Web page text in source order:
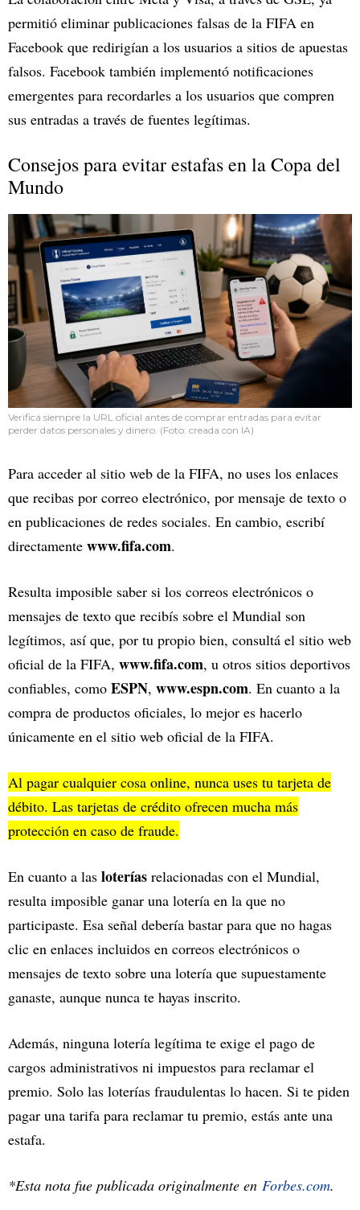
permitió eliminar publicaciones falsas de la FIFA en
Facebook que redirigían a los usuarios a sitios de apuestas
falsos. Facebook también implementó notificaciones
emergentes para recordarles a los usuarios que compren
sus entradas a través de fuentes legítimas.
Consejos para evitar estafas en la Copa del
Mundo
Verificá siempre la URL oficial antes de comprar entradas para evitar
perder datos personales y dinero. (Foto: creada con IA)
Para acceder al sitio web de la FIFA, no uses los enlaces
que recibas por correo electrónico, por mensaje de texto o
en publicaciones de redes sociales. En cambio, escribí
directamente www.fifa.com.
Resulta imposible saber si los correos electrónicos o
mensajes de texto que recibís sobre el Mundial son
legítimos, así que, por tu propio bien, consultá el sitio web
oficial de la FIFA, www.fifa.com, u otros sitios deportivos
confiables, como ESPN, www.espn.com. En cuanto a la
compra de productos oficiales, lo mejor es hacerlo
únicamente en el sitio web oficial de la FIFA.
Al pagar cualquier cosa online, nunca uses tu tarjeta de
débito. Las tarjetas de crédito ofrecen mucha más
protección en caso de fraude.
En cuanto a las loterías relacionadas con el Mundial,
resulta imposible ganar una lotería en la que no
participaste. Esa señal debería bastar para que no hagas
clic en enlaces incluidos en correos electrónicos o
mensajes de texto sobre una lotería que supuestamente
ganaste, aunque nunca te hayas inscrito.
Además, ninguna lotería legítima te exige el pago de
cargos administrativos ni impuestos para reclamar el
premio. Solo las loterías fraudulentas lo hacen. Si te piden
pagar una tarifa para reclamar tu premio, estás ante una
estafa.
*Esta nota fue publicada originalmente en Forbes.com.